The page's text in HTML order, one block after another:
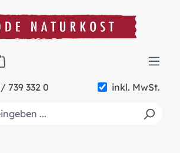
739 332 0 inkl. MwSt.
enthält 0 Positionen. Der